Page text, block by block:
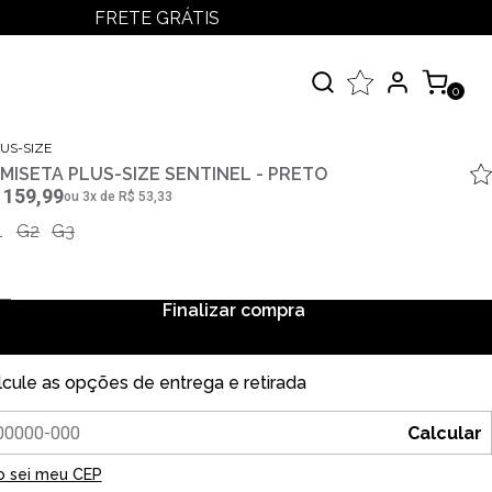
FRETE GRÁTIS
LOGIN
MEUS PEDIDOS
0
SIZE
PLUS-SIZE SENTINEL - PRETO
159,99ou 3xde R$ 53,33
G2 G3
Finalizar compra
as opções de entrega e retirada
Calcular
sei meu CEP